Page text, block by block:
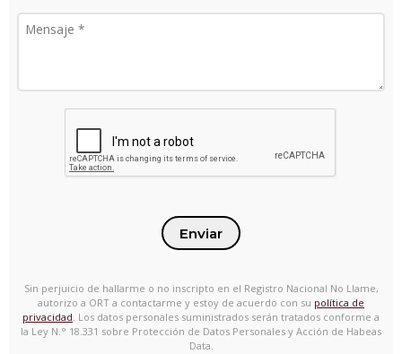
Enviar
Sin perjuicio de hallarme o no inscripto en el Registro Nacional No Llame,
autorizo a ORT a contactarme y estoy de acuerdo con su política de
privacidad. Los datos personales suministrados serán tratados conforme a
la Ley N.° 18.331 sobre Protección de Datos Personales y Acción de Habeas
Data.